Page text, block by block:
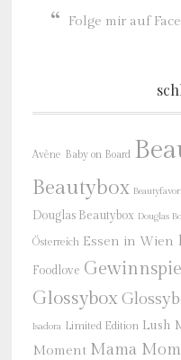
Folge mir auf
Avène Baby on Board
Beautybox
Douglas Beautybox Douglas
Österreich Essen in Wien
Foodlove
Glossybox
Isadora Limited Edition Lush
Moment Mama